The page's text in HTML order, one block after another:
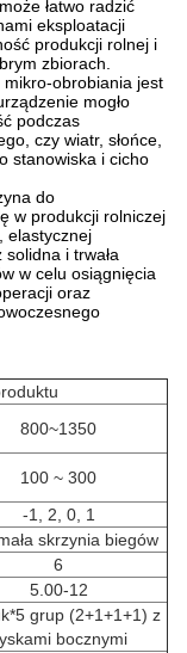
łatwo radzić
eksploatacji
produkcji rolnej i
zbiorach.
mikro-obrobiania jest
mogło
podczas
czy wiatr, słońce,
stanowiska i cicho
do
w produkcji rolniczej
elastycznej
i trwała
w celu osiągnięcia
oraz
800~1350
100 ~ 300
-1, 2, 0, 1
skrzynia biegów
6
5.00-12
grup (2+1+1+1) z
bocznymi